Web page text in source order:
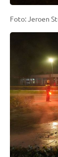
Foto: Jeroen